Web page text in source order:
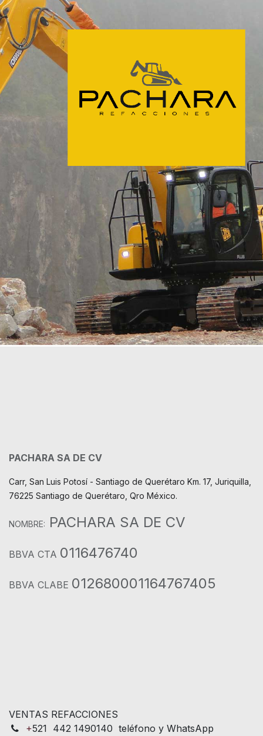
PACHARA SA DE CV
Carr, San Luis Potosí - Santiago de Querétaro Km. 17, Juriquilla,
76225 Santiago de Querétaro, Qro México.
NOMBRE: PACHARA SA DE CV
BBVA CTA 0116476740
BBVA CLABE 012680001164767405
VENTAS REFACCIONES
+521 442 1490140 teléfono y WhatsApp